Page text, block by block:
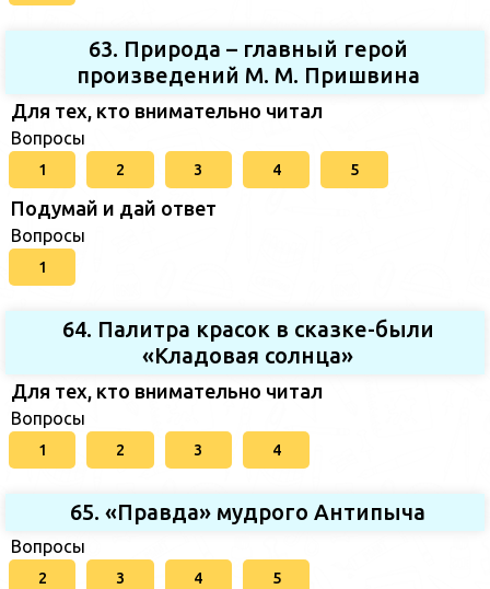
63. Природа – главный герой
произведений М. М. Пришвина
Для тех, кто внимательно читал
Вопросы
1 2 3 4 5
Подумай и дай ответ
Вопросы
1
64. Палитра красок в сказке-были
«Кладовая солнца»
Для тех, кто внимательно читал
Вопросы
1 2 3 4
65. «Правда» мудрого Антипыча
Вопросы
2 3 4 5